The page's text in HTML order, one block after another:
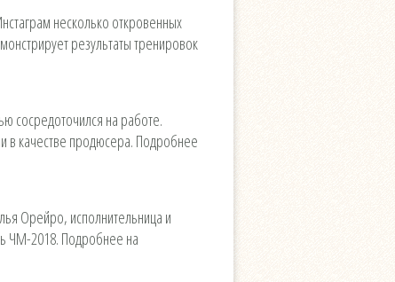
несколько откровенных
результаты тренировок
сосредоточился на работе.
в качестве продюсера. Подробнее
Орейро, исполнительница и
ЧМ-2018. Подробнее на